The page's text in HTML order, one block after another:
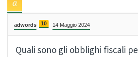
adwords 10 14 Maggio 2024
Quali sono gli obblighi fiscali